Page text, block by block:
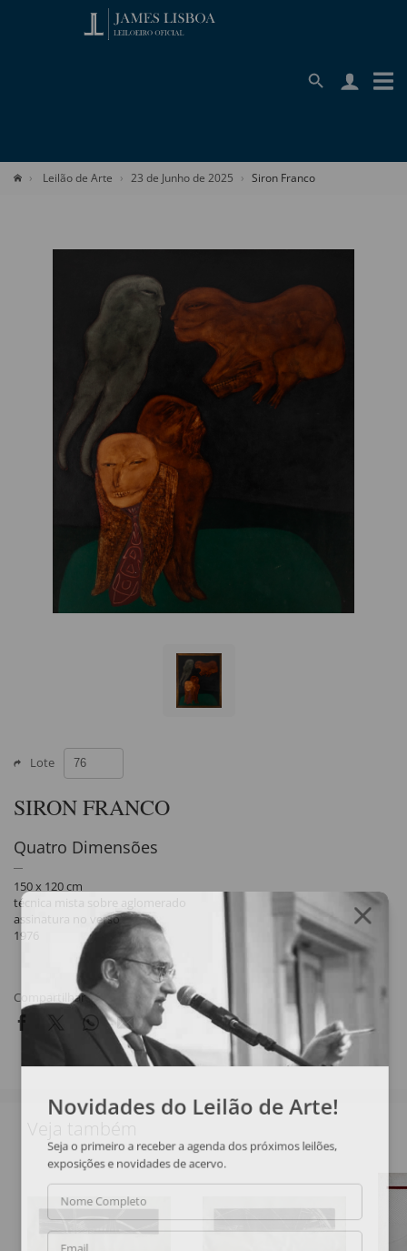
Leilão de Arte 23 de Junho de 2025 Siron Franco
Lote
SIRON FRANCO
Quatro Dimensões
150 x 120 cm
técnica mista sobre aglomerado
assinatura no verso
1976
Compartilhar
Veja também
Novidades do Leilão de Arte!
Seja o primeiro a receber a agenda dos próximos leilões,
exposições e novidades de acervo.
Nome Completo